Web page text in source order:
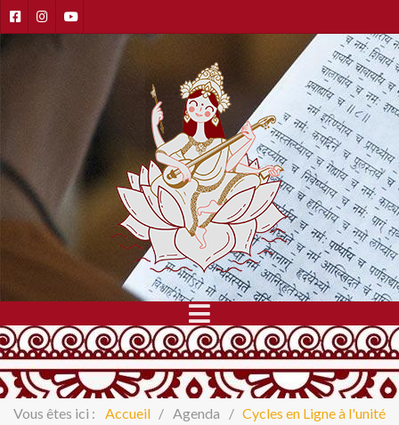
Vous êtes ici : Accueil Agenda
Cycles en Ligne à l'unité